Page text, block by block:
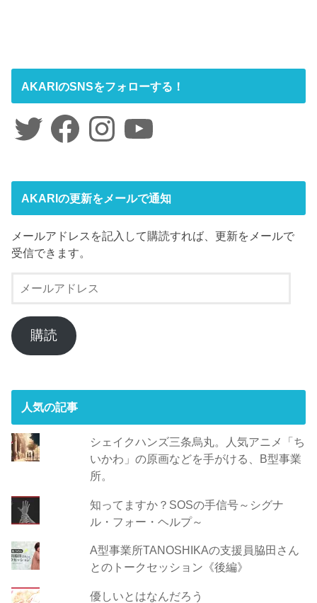
AKARIのSNSをフォローする！
Twitter FacebookInstagramYouTube
AKARIの更新をメールで通知
メールアドレスを記入して購読すれば、更新をメールで
受信できます。
ア
ド
購読
人気の記事
シェイクハンズ三条烏丸。人気アニメ「ち
いかわ」の原画などを手がける、B型事業
所。
知ってますか？SOSの手信号～シグナ
ル・フォー・ヘルプ～
A型事業所TANOSHIKAの支援員脇田さん
とのトークセッション《後編》
優しいとはなんだろう